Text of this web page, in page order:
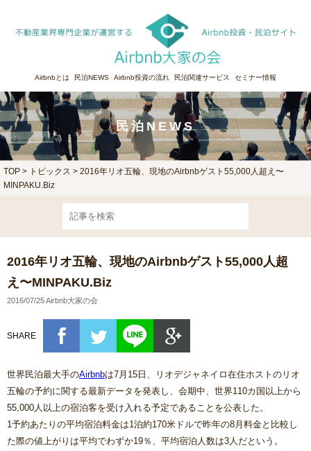
Airbnbとは 民泊NEWS Airbnb投資の流れ 民泊関連サービス セミナー情報
民泊NEWS
TOP > トピックス > 2016年リオ五輪、現地のAirbnbゲスト55,000人超え〜
MINPAKU.Biz
2016年リオ五輪、現地のAirbnbゲスト55,000人超
え〜MINPAKU.Biz
2016/07/25 Airbnb大家の会
SHARE
世界民泊最大手のAirbnbは7月15日、リオデジャネイロ在住ホストのリオ
五輪の予約に関する最新データを発表し、会期中、世界110カ国以上から
55,000人以上の宿泊客を受け入れる予定であることを公表した。
1予約あたりの平均宿泊料金は1泊約170米ドルで昨年の8月料金と比較し
た際の値上がりは平均でわずか19％、平均宿泊人数は3人だという。